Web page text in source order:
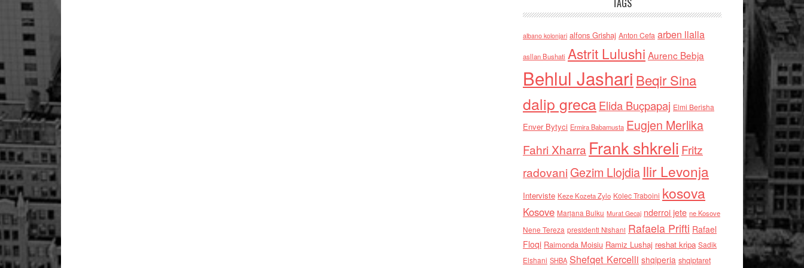
TAGS
albano kolonjari alfons Grishaj Anton Cefa arben llalla
asllan Bushati Astrit Lulushi Aurenc Bebja
Behlul Jashari Beqir Sina
dalip grecaElida Buçpapaj Elmi Berisha
Enver Bytyci Ermira Babamusta Eugjen Merlika
Fahri Xharra Frank shkreli Fritz
radovaniGezim Llojdia Ilir Levonja
Interviste Keze Kozeta Zylo Kolec Traboini kosova
Kosove Marjana Bulku Murat Gecaj nderroi jete ne Kosove
Nene Tereza presidenti Nishani Rafaela Prifti Rafael
Floqi Raimonda Moisiu Ramiz Lushaj reshat kripa Sadik
Elshani SHBA Shefqet Kercelli shqiperia shqiptaret